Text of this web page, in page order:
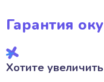
Гарантия
Хотите